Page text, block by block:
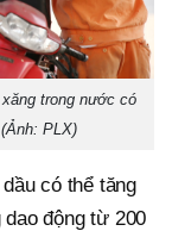
trong nước có
PLX)
có thể tăng
động từ 200